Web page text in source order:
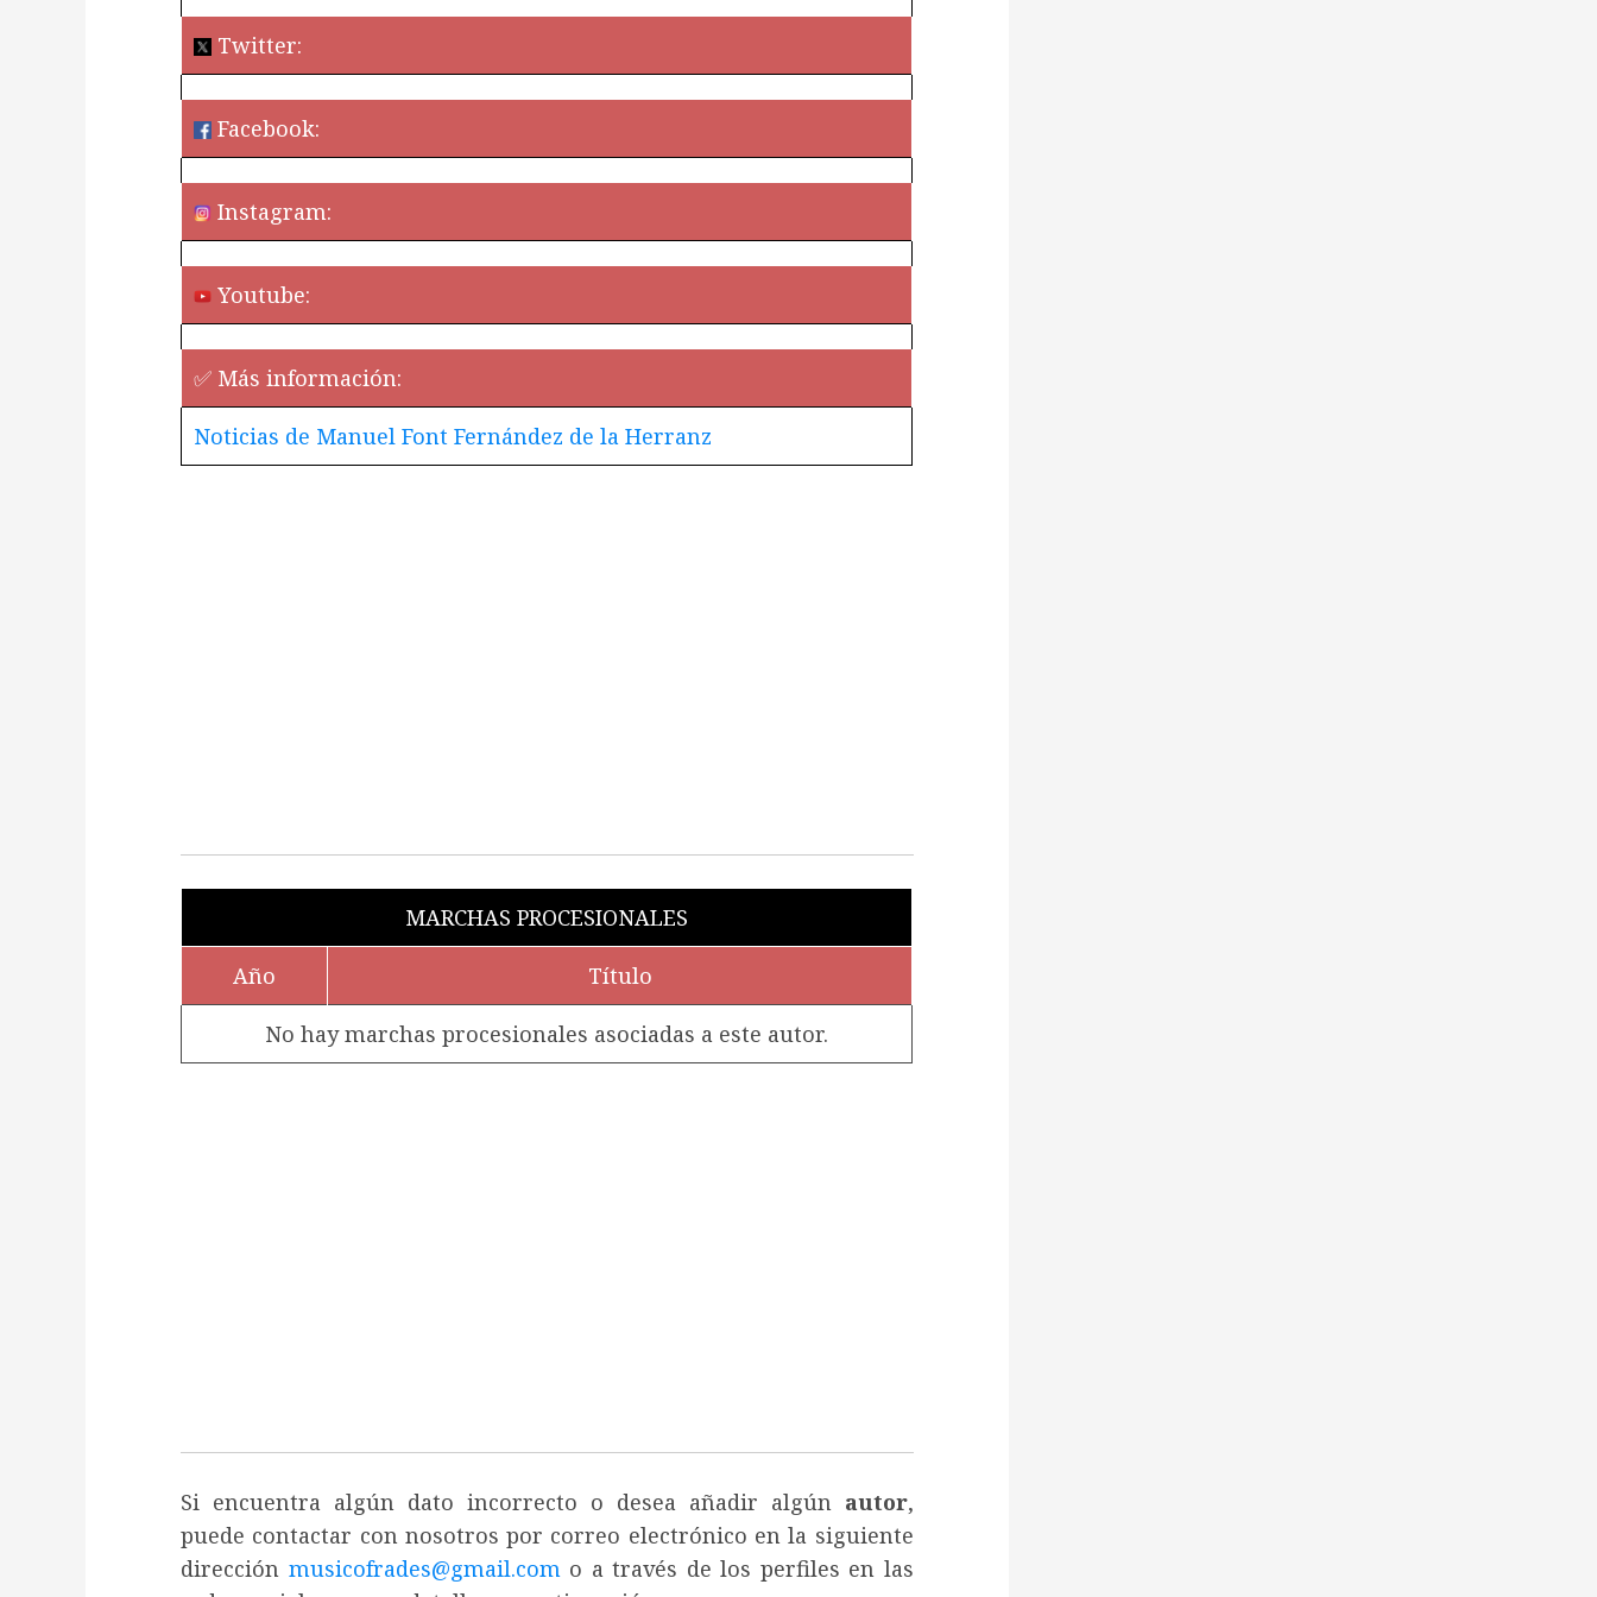
Twitter:
Facebook:
Instagram:
Youtube:
✅ Más información:
Noticias de Manuel Font Fernández de la Herranz
MARCHAS PROCESIONALES
Año Título
No hay marchas procesionales asociadas a este autor.
Si encuentra algún dato incorrecto o desea añadir algún autor,
puede contactar con nosotros por correo electrónico en la siguiente
dirección musicofrades@gmail.como a través de los perfiles en las